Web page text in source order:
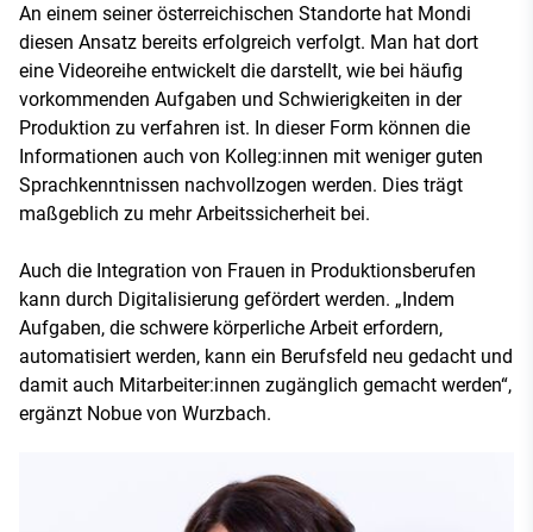
An einem seiner österreichischen Standorte hat Mondi
diesen Ansatz bereits erfolgreich verfolgt. Man hat dort
eine Videoreihe entwickelt die darstellt, wie bei häufig
vorkommenden Aufgaben und Schwierigkeiten in der
Produktion zu verfahren ist. In dieser Form können die
Informationen auch von Kolleg:innen mit weniger guten
Sprachkenntnissen nachvollzogen werden. Dies trägt
maßgeblich zu mehr Arbeitssicherheit bei.
Auch die Integration von Frauen in Produktionsberufen
kann durch Digitalisierung gefördert werden. „Indem
Aufgaben, die schwere körperliche Arbeit erfordern,
automatisiert werden, kann ein Berufsfeld neu gedacht und
damit auch Mitarbeiter:innen zugänglich gemacht werden“,
ergänzt Nobue von Wurzbach.